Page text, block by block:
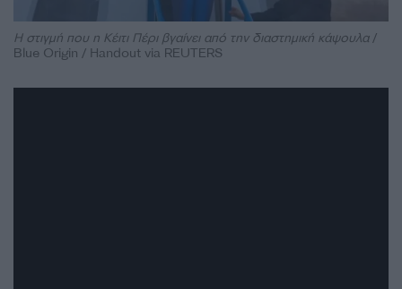
Η στιγμή που η Κέιτι Πέρι βγαίνει από την διαστημική κάψουλα/
Blue Origin / Handout via REUTERS